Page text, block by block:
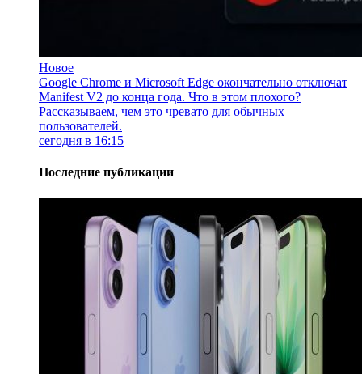
Новое
Google Chrome и Microsoft Edge окончательно отключат
Manifest V2 до конца года. Что в этом плохого?
Рассказываем, чем это чревато для обычных
пользователей.
сегодня в 16:15
Последние публикации